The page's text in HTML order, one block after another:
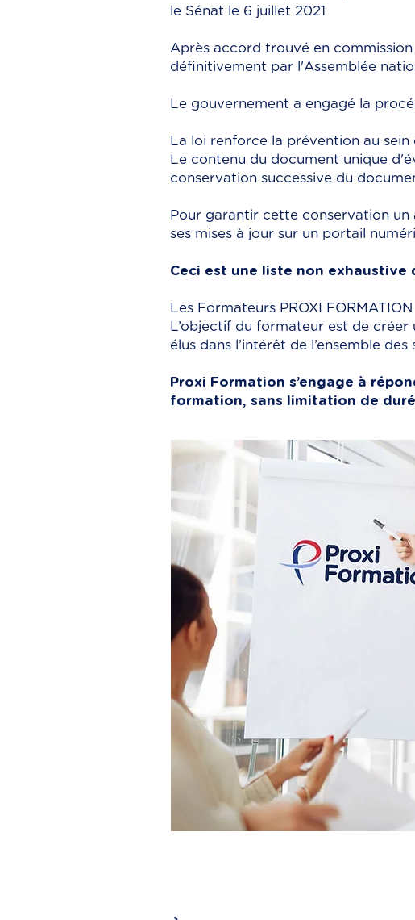
le Sénat le 6 juillet 2021
Après accord trouvé en
définitivement par l'Assemblée
Le gouvernement a engagé la
La loi renforce la prévention au
Le contenu du document unique
conservation successive du
Pour garantir cette conservation un
ses mises à jour sur un portail
Ceci est une liste non
Les Formateurs PROXI
L’objectif du formateur est de
élus dans l’intérêt de l’ensemble des
Proxi Formation s’engage à
formation, sans limitation de